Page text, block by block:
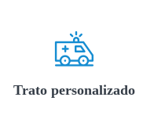
Trato personalizado